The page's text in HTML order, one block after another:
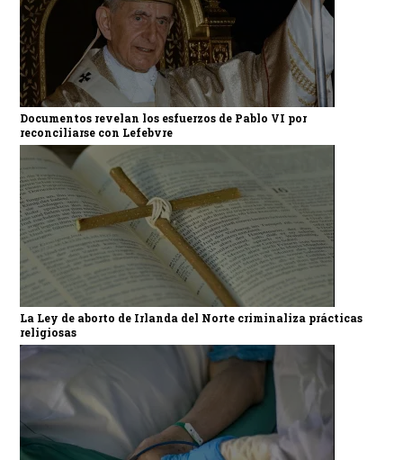
Documentos revelan los esfuerzos de Pablo VI por
reconciliarse con Lefebvre
La Ley de aborto de Irlanda del Norte criminaliza prácticas
religiosas